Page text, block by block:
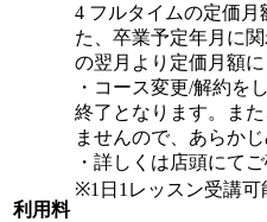
利用料
4 フルタイムの定価月
た、卒業予定年月に
の翌月より定価月額
・コース変更/解約を
終了となります。ま
ませんので、あらか
・詳しくは店頭にて
※1日1レッスン受講可